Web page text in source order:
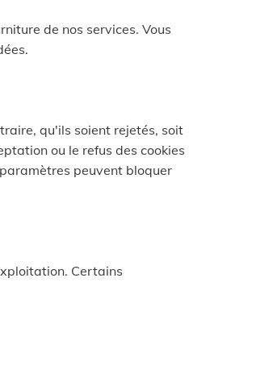
de nos services. Vous
qu'ils soient rejetés, soit
ou le refus des cookies
peuvent bloquer
Certains